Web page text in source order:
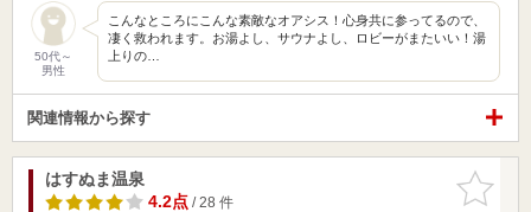
50代～
男性
こんなところにこんな素敵なオアシス！心身共に参ってるので、
凄く救われます。お湯よし、サウナよし、ロビーがまたいい！湯
上りの…
関連情報から探す
お気に入
りに追加
はすぬま温泉
4.2点/ 28 件